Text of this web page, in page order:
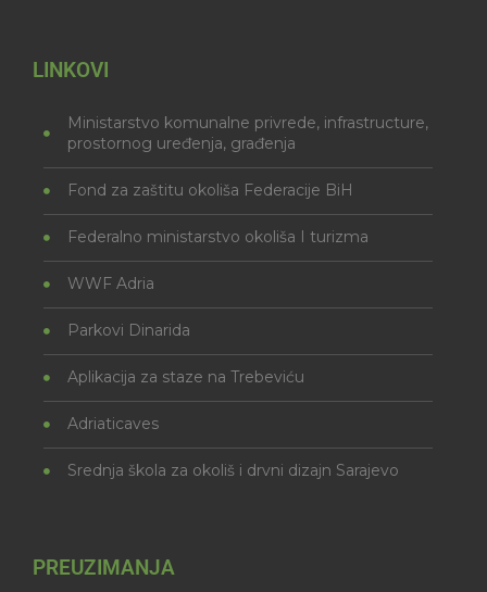
LINKOVI
Ministarstvo komunalne privrede, infrastructure,
prostornog uređenja, građenja
Fond za zaštitu okoliša Federacije BiH
Federalno ministarstvo okoliša I turizma
WWF Adria
Parkovi Dinarida
Aplikacija za staze na Trebeviću
Adriaticaves
Srednja škola za okoliš i drvni dizajn Sarajevo
PREUZIMANJA